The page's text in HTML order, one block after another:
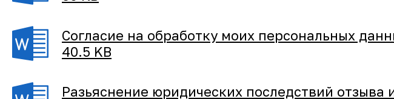
Согласие на обработку моих персональных
40.5 KB
Разьяснение юридических последствий